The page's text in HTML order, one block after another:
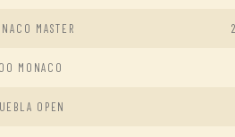
MASTER
MONACO
OPEN